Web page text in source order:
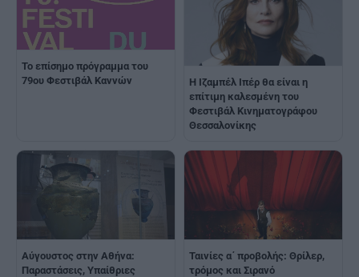
Το επίσημο πρόγραμμα του
79ου Φεστιβάλ Καννών
Η Ιζαμπέλ Ιπέρ θα είναι η
επίτιμη καλεσμένη του
Φεστιβάλ Κινηματογράφου
Θεσσαλονίκης
Αύγουστος στην Αθήνα:
Παραστάσεις, Υπαίθριες
Ταινίες α΄ προβολής: Θρίλερ,
τρόμος και Σιρανό